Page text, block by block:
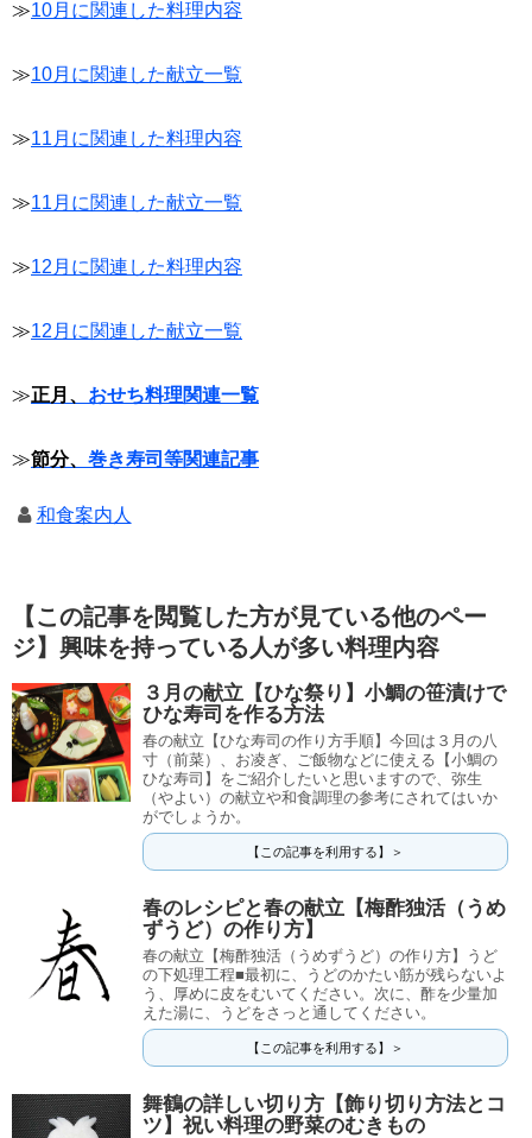
≫10月に関連した料理内容
≫10月に関連した献立一覧
≫11月に関連した料理内容
≫11月に関連した献立一覧
≫12月に関連した料理内容
≫12月に関連した献立一覧
≫正月、 おせち料理関連一覧
≫節分、 巻き寿司等関連記事
和食案内人
【この記事を閲覧した方が見ている他のペー
ジ】興味を持っている人が多い料理内容
３月の献立【ひな祭り】小鯛の笹漬けで
ひな寿司を作る方法
春の献立【ひな寿司の作り方手順】今回は３月の八
寸（前菜）、お凌ぎ、ご飯物などに使える【小鯛の
ひな寿司】をご紹介したいと思いますので、弥生
（やよい）の献立や和食調理の参考にされてはいか
がでしょうか。
【この記事を利用する】＞
春のレシピと春の献立【梅酢独活（うめ
ずうど）の作り方】
春の献立【梅酢独活（うめずうど）の作り方】うど
の下処理工程■最初に、うどのかたい筋が残らないよ
う、厚めに皮をむいてください。次に、酢を少量加
えた湯に、うどをさっと通してください。
【この記事を利用する】＞
舞鶴の詳しい切り方【飾り切り方法とコ
ツ】祝い料理の野菜のむきもの